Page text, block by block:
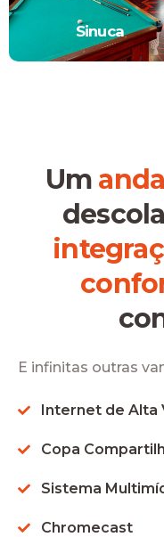
Sinuca
Um
E infinitas outras
Internet de Alta
Copa
Sistema
Chromecast